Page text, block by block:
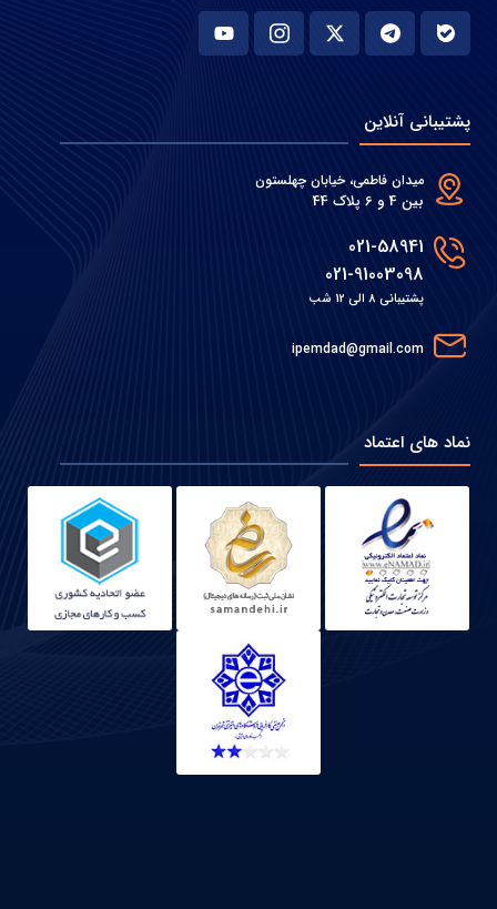
پشتیبانی آنلاین
میدان فاطمی، خیابان چهلستون
بین 4 و 6 پلاک 44
021-58941
021-91003098
پشتیبانی 8 الی 12 شب
ipemdad@gmail.com
نماد های اعتماد